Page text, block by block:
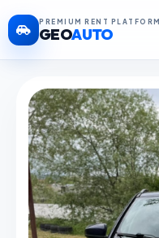
PREMIUM RENT PLATFORM
GEOAUTO